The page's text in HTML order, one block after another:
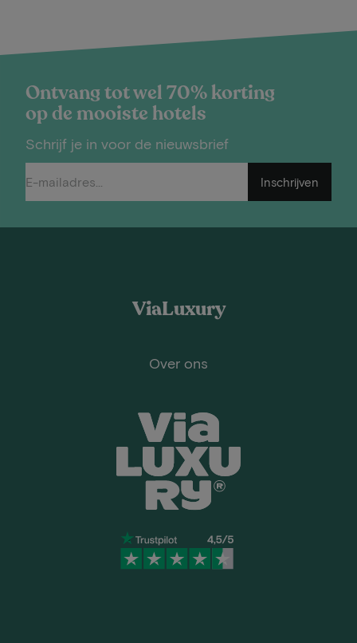
Ontvang tot wel 70% korting
op de mooiste hotels
Schrijf je in voor de nieuwsbrief
Inschrijven
ViaLuxury
Over ons